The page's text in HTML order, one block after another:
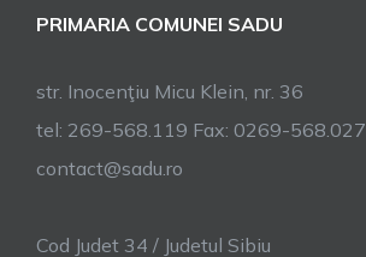
PRIMARIA COMUNEI SADU
str. Inocenţiu Micu Klein, nr. 36
tel: 269-568.119 Fax: 0269-568.027
contact@sadu.ro
Cod Judet 34 / Judetul Sibiu